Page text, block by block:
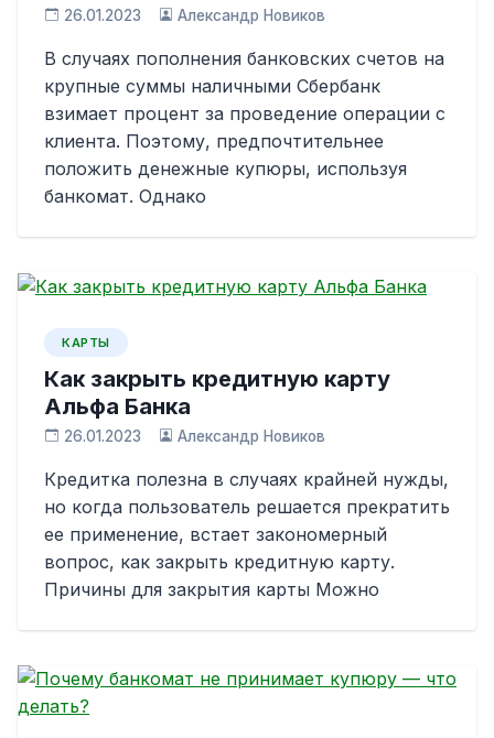
26.01.2023 Александр Новиков
В случаях пополнения банковских счетов на
крупные суммы наличными Сбербанк
взимает процент за проведение операции с
клиента. Поэтому, предпочтительнее
положить денежные купюры, используя
банкомат. Однако
КАРТЫ
Как закрыть кредитную карту
Альфа Банка
26.01.2023 Александр Новиков
Кредитка полезна в случаях крайней нужды,
но когда пользователь решается прекратить
ее применение, встает закономерный
вопрос, как закрыть кредитную карту.
Причины для закрытия карты Можно